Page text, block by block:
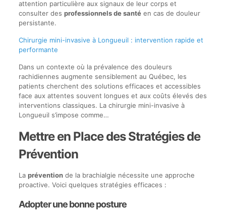
attention particulière aux signaux de leur corps et
consulter des professionnels de santéen cas de douleur
persistante.
Chirurgie mini-invasive à Longueuil : intervention rapide et
performante
Dans un contexte où la prévalence des douleurs
rachidiennes augmente sensiblement au Québec, les
patients cherchent des solutions efficaces et accessibles
face aux attentes souvent longues et aux coûts élevés des
interventions classiques. La chirurgie mini-invasive à
Longueuil s’impose comme…
Mettre en Place des Stratégies de
Prévention
La préventionde la brachialgie nécessite une approche
proactive. Voici quelques stratégies efficaces :
Adopter une bonne posture